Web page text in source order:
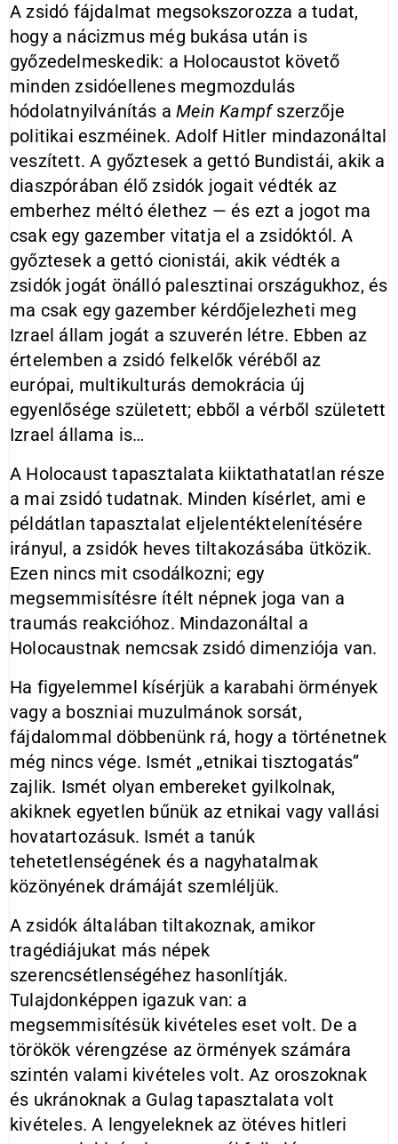
A zsidó fájdalmat megsokszorozza a tudat,
hogy a nácizmus még bukása után is
győzedelmeskedik: a Holocaustot követő
minden zsidóellenes megmozdulás
hódolatnyilvánítás aMein Kampfszerzője
politikai eszméinek. Adolf Hitler mindazonáltal
veszített. A győztesek a gettó Bundistái, akik a
diaszpórában élő zsidók jogait védték az
emberhez méltó élethez — és ezt a jogot ma
csak egy gazember vitatja el a zsidóktól. A
győztesek a gettó cionistái, akik védték a
zsidók jogát önálló palesztinai országukhoz, és
ma csak egy gazember kérdőjelezheti meg
Izrael állam jogát a szuverén létre. Ebben az
értelemben a zsidó felkelők véréből az
európai, multikulturás demokrácia új
egyenlősége született; ebből a vérből született
Izrael állama is…
A Holocaust tapasztalata kiiktathatatlan része
a mai zsidó tudatnak. Minden kísérlet, ami e
példátlan tapasztalat eljelentéktelenítésére
irányul, a zsidók heves tiltakozásába ütközik.
Ezen nincs mit csodálkozni; egy
megsemmisítésre ítélt népnek joga van a
traumás reakcióhoz. Mindazonáltal a
Holocaustnak nemcsak zsidó dimenziója van.
Ha figyelemmel kísérjük a karabahi örmények
vagy a boszniai muzulmánok sorsát,
fájdalommal döbbenünk rá, hogy a történetnek
még nincs vége. Ismét „etnikai tisztogatás”
zajlik. Ismét olyan embereket gyilkolnak,
akiknek egyetlen bűnük az etnikai vagy vallási
hovatartozásuk. Ismét a tanúk
tehetetlenségének és a nagyhatalmak
közönyének drámáját szemléljük.
A zsidók általában tiltakoznak, amikor
tragédiájukat más népek
szerencsétlenségéhez hasonlítják.
Tulajdonképpen igazuk van: a
megsemmisítésük kivételes eset volt. De a
törökök vérengzése az örmények számára
szintén valami kivételes volt. Az oroszoknak
és ukránoknak a Gulag tapasztalata volt
kivételes. A lengyeleknek az ötéves hitleri